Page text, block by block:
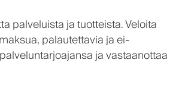
palveluista ja tuotteista. Veloita
palautettavia ja ei-
ja vastaanottaa